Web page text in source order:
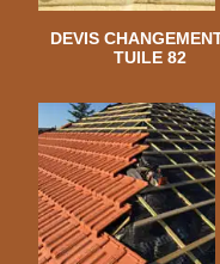
DEVIS
TUILE 82